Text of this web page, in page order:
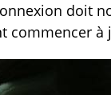
doit
commencer à